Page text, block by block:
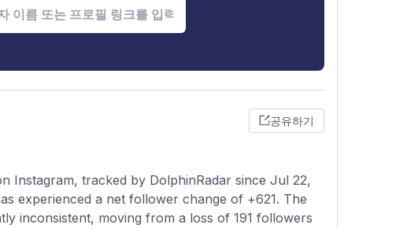
공유하기
Instagram, tracked by DolphinRadar since Jul 22,
experienced a net follower change of +621. The
inconsistent, moving from a loss of 191 followers